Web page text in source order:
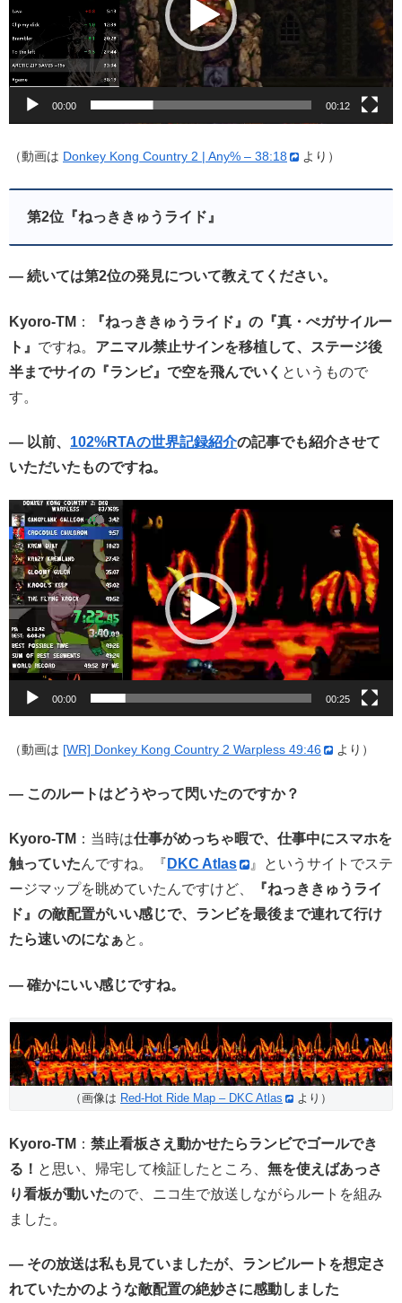
ー
ヤ
ー
00:00 00:12
（動画は Donkey Kong Country 2 | Any% – 38:18 より）
第2位『ねっききゅうライド』
— 続いては第2位の発見について教えてください。
Kyoro-TM ：
『ねっききゅうライド』の『真・ぺガサイルー
ト』 ですね。 アニマル禁止サインを移植して、ステージ後
半までサイの『ランビ』で空を飛んでいく というもので
す。
— 以前、 102%RTAの世界記録紹介の記事でも紹介させて
いただいたものですね。
動
画
プ
レ
ー
ヤ
ー
00:00 00:25
（動画は [WR] Donkey Kong Country 2 Warpless 49:46 より）
— このルートはどうやって閃いたのですか？
Kyoro-TM ：当時は仕事がめっちゃ暇で、仕事中にスマホを
触っていたんですね。『 DKC Atlas
』というサイトでステ
ージマップを眺めていたんですけど、
『ねっききゅうライ
ド』の敵配置がいい感じで、ランビを最後まで連れて行け
たら速いのになぁと。
— 確かにいい感じですね。
（画像は Red-Hot Ride Map – DKC Atlas より）
Kyoro-TM ： 禁止看板さえ動かせたらランビでゴールでき
る！ と思い、帰宅して検証したところ、 無を使えばあっさ
り看板が動いたので、ニコ生で放送しながらルートを組み
ました。
— その放送は私も見ていましたが、ランビルートを想定さ
れていたかのような敵配置の絶妙さに感動しました